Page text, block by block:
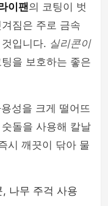
이팬의 코팅이 벗
짐은 주로 금속
입니다. 실리콘이
을 보호하는 좋은
성을 크게 떨어뜨
돌을 사용해 칼날
시 깨끗이 닦아 물
나무 주걱 사용